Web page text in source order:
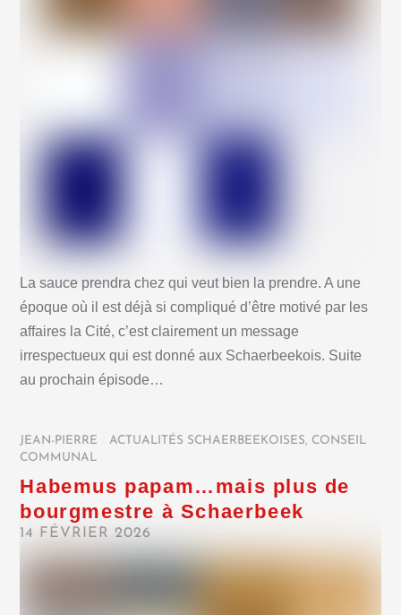
La sauce prendra chez qui veut bien la prendre. A une
époque où il est déjà si compliqué d’être motivé par les
affaires la Cité, c’est clairement un message
irrespectueux qui est donné aux Schaerbeekois. Suite
au prochain épisode…
JEAN-PIERRE ACTUALITÉS SCHAERBEEKOISES, CONSEIL
COMMUNAL
Habemus papam…mais plus de
bourgmestre à Schaerbeek
14 FÉVRIER 2026